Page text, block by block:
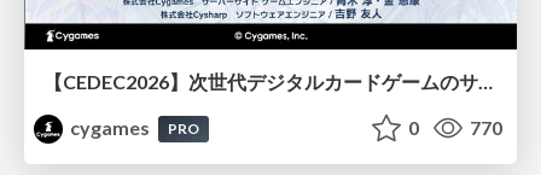
【CEDEC2026】次世代デジタルカードゲームのサーバー設計と運用 〜『Shadowverse: Worlds Beyond』の舞台裏～
cygames
PRO 0 770